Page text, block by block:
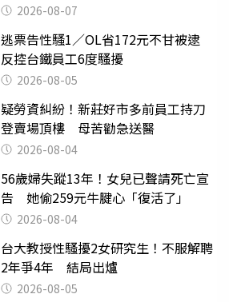
2026-08-07
逃票告性騷1／OL省172元不甘被逮
反控台鐵員工6度騷擾
2026-08-05
疑勞資糾紛！新莊好市多前員工持刀
登賣場頂樓 母苦勸急送醫
2026-08-04
56歲婦失蹤13年！女兒已聲請死亡宣
告 她偷259元牛腱心「復活了」
2026-08-04
台大教授性騷擾2女研究生！不服解聘
2年爭4年 結局出爐
2026-08-05